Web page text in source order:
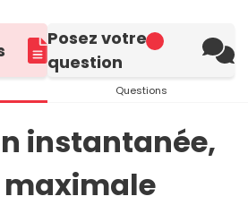
Posez votre
question
Questions
instantanée,